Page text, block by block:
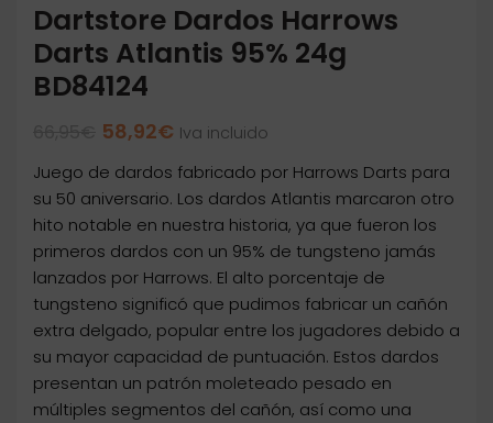
Dartstore Dardos Harrows
Darts Atlantis 95% 24g
BD84124
El
original
era:
66,95€.
58,92€ El
actual
es:
58,92€.
Iva incluido
Juego de dardos fabricado por Harrows Darts para
su 50 aniversario. Los dardos Atlantis marcaron otro
hito notable en nuestra historia, ya que fueron los
primeros dardos con un 95% de tungsteno jamás
lanzados por Harrows. El alto porcentaje de
tungsteno significó que pudimos fabricar un cañón
extra delgado, popular entre los jugadores debido a
su mayor capacidad de puntuación. Estos dardos
presentan un patrón moleteado pesado en
múltiples segmentos del cañón, así como una